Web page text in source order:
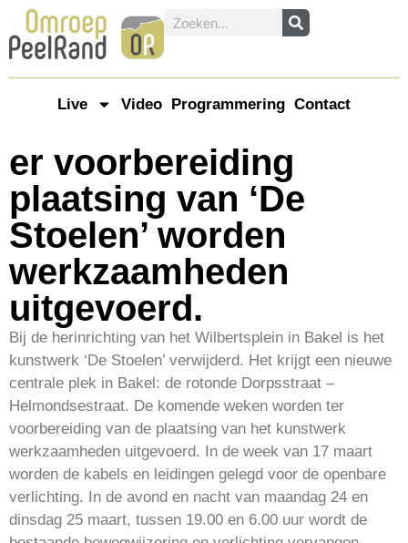
Live Video Programmering Contact
er voorbereiding
plaatsing van ‘De
Stoelen’ worden
werkzaamheden
uitgevoerd.
Bij de herinrichting van het Wilbertsplein in Bakel is het
kunstwerk ‘De Stoelen’ verwijderd. Het krijgt een nieuwe
centrale plek in Bakel: de rotonde Dorpsstraat –
Helmondsestraat. De komende weken worden ter
voorbereiding van de plaatsing van het kunstwerk
werkzaamheden uitgevoerd. In de week van 17 maart
worden de kabels en leidingen gelegd voor de openbare
verlichting. In de avond en nacht van maandag 24 en
dinsdag 25 maart, tussen 19.00 en 6.00 uur wordt de